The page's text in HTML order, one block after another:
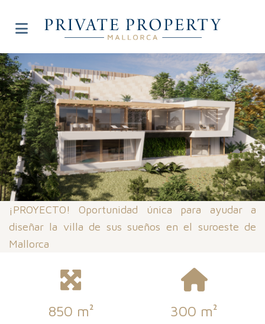
¡PROYECTO! Oportunidad única para ayudar a
diseñar la villa de sus sueños en el suroeste de
Mallorca
850 m² 300 m²